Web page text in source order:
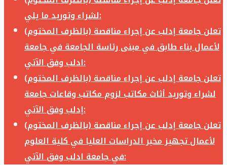
لشراء وتوريد ما يلي:
تعلن جامعة إدلب عن إجراء مناقصة (بالظرف المختوم)
لأعمال بناء طابق في مبنى رئاسة الجامعة في جامعة
ادلب وفق الآتي:
تعلن جامعة إدلب عن إجراء مناقصة (بالظرف المختوم)
لشراء وتوريد أثاث مكاتب لزوم مكاتب وقاعات جامعة
إدلب وفق الآتي:
تعلن جامعة إدلب عن إجراء مناقصة (بالظرف المختوم)
لأعمال تجهيز مخبر الدراسات العليا في كلية العلوم
في جامعة ادلب وفق الآتي: